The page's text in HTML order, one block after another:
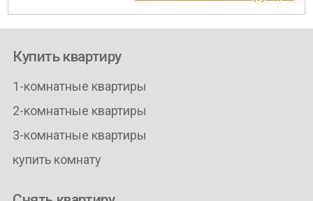
Купить квартиру
1-комнатные квартиры
2-комнатные квартиры
3-комнатные квартиры
купить комнату